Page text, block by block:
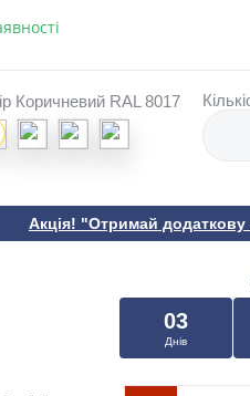
Коричневий RAL 8017
Акція! "Отримай
03
Днів